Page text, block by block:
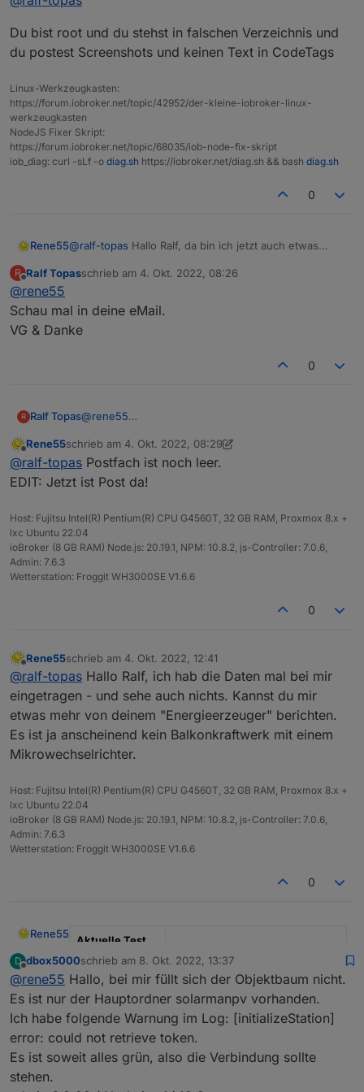
Du bist root und du stehst in falschen Verzeichnis und
du postest Screenshots und keinen Text in CodeTags
Linux-Werkzeugkasten:
https://forum.iobroker.net/topic/42952/der-kleine-iobroker-linux-
werkzeugkasten
NodeJS Fixer Skript:
https://forum.iobroker.net/topic/68035/iob-node-fix-skript
iob_diag: curl -sLf -o diag.sh https://iobroker.net/diag.sh && bash diag.sh
0
Rene55@ralf-topas Hallo Ralf, da bin ich jetzt auch etwas
(raschy@gmx.de) deine 4 Zugangsdaten. Dann kann
R
Offline
Ralf Topasschrieb am 4. Okt. 2022, 08:26
zuletzt editiert von
@rene55
Schau mal in deine eMail.
VG & Danke
0
R Ralf Topas@rene55
VG & Danke
Offline
Rene55schrieb am 4. Okt. 2022, 08:29
zuletzt editiert von Rene5510. Apr. 2022, 14:29
@ralf-topas Postfach ist noch leer.
EDIT: Jetzt ist Post da!
Host: Fujitsu Intel(R) Pentium(R) CPU G4560T, 32 GB RAM, Proxmox 8.x +
lxc Ubuntu 22.04
ioBroker (8 GB RAM) Node.js: 20.19.1, NPM: 10.8.2, js-Controller: 7.0.6,
Admin: 7.6.3
Wetterstation: Froggit WH3000SE V1.6.6
0
Offline
Rene55schrieb am 4. Okt. 2022, 12:41
zuletzt editiert von
@ralf-topas Hallo Ralf, ich hab die Daten mal bei mir
eingetragen - und sehe auch nichts. Kannst du mir
etwas mehr von deinem "Energieerzeuger" berichten.
Es ist ja anscheinend kein Balkonkraftwerk mit einem
Mikrowechselrichter.
Host: Fujitsu Intel(R) Pentium(R) CPU G4560T, 32 GB RAM, Proxmox 8.x +
lxc Ubuntu 22.04
ioBroker (8 GB RAM) Node.js: 20.19.1, NPM: 10.8.2, js-Controller: 7.0.6,
Admin: 7.6.3
Wetterstation: Froggit WH3000SE V1.6.6
0
Rene55
Aktuelle Test
Version
0.5.1
Veröffentlichun
gsdatum
23.06.2022
Github Link
https://github.com/raschy/ioBrok
er.solarmanpv
D
Offline
dbox5000schrieb am 8. Okt. 2022, 13:37
zuletzt editiert von
@rene55 Hallo, bei mir füllt sich der Objektbaum nicht.
Es ist nur der Hauptordner solarmanpv vorhanden.
Ich habe folgende Warnung im Log: [initializeStation]
error: could not retrieve token.
Es ist soweit alles grün, also die Verbindung sollte
stehen.